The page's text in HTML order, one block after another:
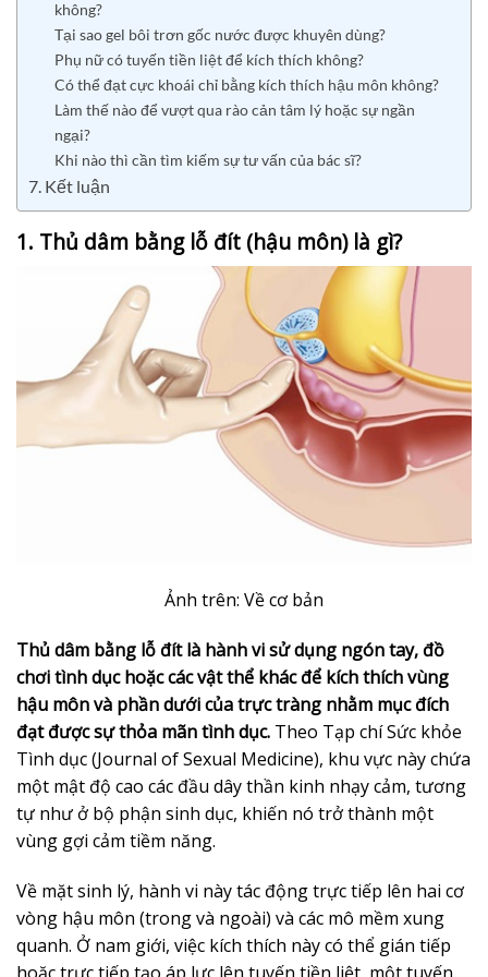
không?
Tại sao gel bôi trơn gốc nước được khuyên dùng?
Phụ nữ có tuyến tiền liệt để kích thích không?
Có thể đạt cực khoái chỉ bằng kích thích hậu môn không?
Làm thế nào để vượt qua rào cản tâm lý hoặc sự ngần
ngại?
Khi nào thì cần tìm kiếm sự tư vấn của bác sĩ?
7. Kết luận
1. Thủ dâm bằng lỗ đít (hậu môn) là gì?
Ảnh trên: Về cơ bản
Thủ dâm bằng lỗ đít là hành vi sử dụng ngón tay, đồ
chơi tình dục hoặc các vật thể khác để kích thích vùng
hậu môn và phần dưới của trực tràng nhằm mục đích
đạt được sự thỏa mãn tình dục. Theo Tạp chí Sức khỏe
Tình dục (Journal of Sexual Medicine), khu vực này chứa
một mật độ cao các đầu dây thần kinh nhạy cảm, tương
tự như ở bộ phận sinh dục, khiến nó trở thành một
vùng gợi cảm tiềm năng.
Về mặt sinh lý, hành vi này tác động trực tiếp lên hai cơ
vòng hậu môn (trong và ngoài) và các mô mềm xung
quanh. Ở nam giới, việc kích thích này có thể gián tiếp